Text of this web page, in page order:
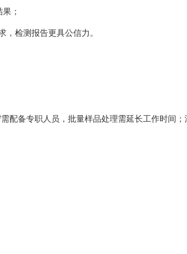
果；
，检测报告更具公信力。
配备专职人员，批量样品处理需延长工作时间